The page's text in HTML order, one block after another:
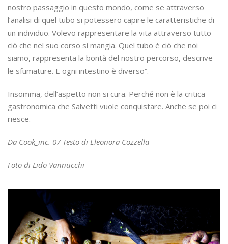
nostro passaggio in questo mondo, come se attraverso
l’analisi di quel tubo si potessero capire le caratteristiche di
un individuo. Volevo rappresentare la vita attraverso tutto
ciò che nel suo corso si mangia. Quel tubo è ciò che noi
siamo, rappresenta la bontà del nostro percorso, descrive
le sfumature. E ogni intestino è diverso”.
Insomma, dell’aspetto non si cura. Perché non è la critica
gastronomica che Salvetti vuole conquistare. Anche se poi ci
riesce.
Da Cook_inc. 07 Testo di Eleonora Cozzella
Foto di Lido Vannucchi